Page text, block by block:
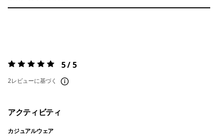
評価:5 / 5 5 / 5
2レビューに基づく
アクティビティ
カジュアルウェア